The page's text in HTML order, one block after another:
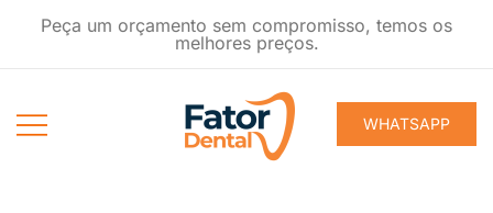
Peça um orçamento sem compromisso, temos os
melhores preços.
WHATSAPP